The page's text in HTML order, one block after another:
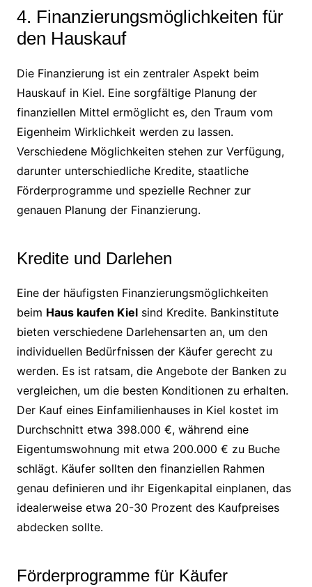
4. Finanzierungsmöglichkeiten für
den Hauskauf
Die Finanzierung ist ein zentraler Aspekt beim
Hauskauf in Kiel. Eine sorgfältige Planung der
finanziellen Mittel ermöglicht es, den Traum vom
Eigenheim Wirklichkeit werden zu lassen.
Verschiedene Möglichkeiten stehen zur Verfügung,
darunter unterschiedliche Kredite, staatliche
Förderprogramme und spezielle Rechner zur
genauen Planung der Finanzierung.
Kredite und Darlehen
Eine der häufigsten Finanzierungsmöglichkeiten
beim Haus kaufen Kielsind Kredite. Bankinstitute
bieten verschiedene Darlehensarten an, um den
individuellen Bedürfnissen der Käufer gerecht zu
werden. Es ist ratsam, die Angebote der Banken zu
vergleichen, um die besten Konditionen zu erhalten.
Der Kauf eines Einfamilienhauses in Kiel kostet im
Durchschnitt etwa 398.000 €, während eine
Eigentumswohnung mit etwa 200.000 € zu Buche
schlägt. Käufer sollten den finanziellen Rahmen
genau definieren und ihr Eigenkapital einplanen, das
idealerweise etwa 20-30 Prozent des Kaufpreises
abdecken sollte.
Förderprogramme für Käufer